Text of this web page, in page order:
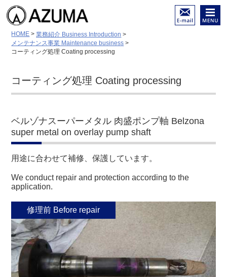
陸舶用内燃機関 各種部品
（摩耗・亀裂・破損）等の
修理と再生
低温溶接－特殊溶接－金属
HOME >業務紹介 Business Introduction >
メンテナンス事業 Maintenance business >
コーティング処理 Coating processing
コーティング処理 Coating processing
ベルゾナスーパーメタル 肉盛ポンプ軸 Belzona
super metal on overlay pump shaft
用途に合わせて補修、保護しています。
We conduct repair and protection according to the
application.
修理前 Before repair